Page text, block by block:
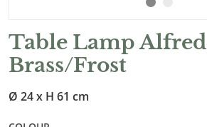
Table Lamp Alfred
Brass/Frost
Ø 24 x H 61 cm